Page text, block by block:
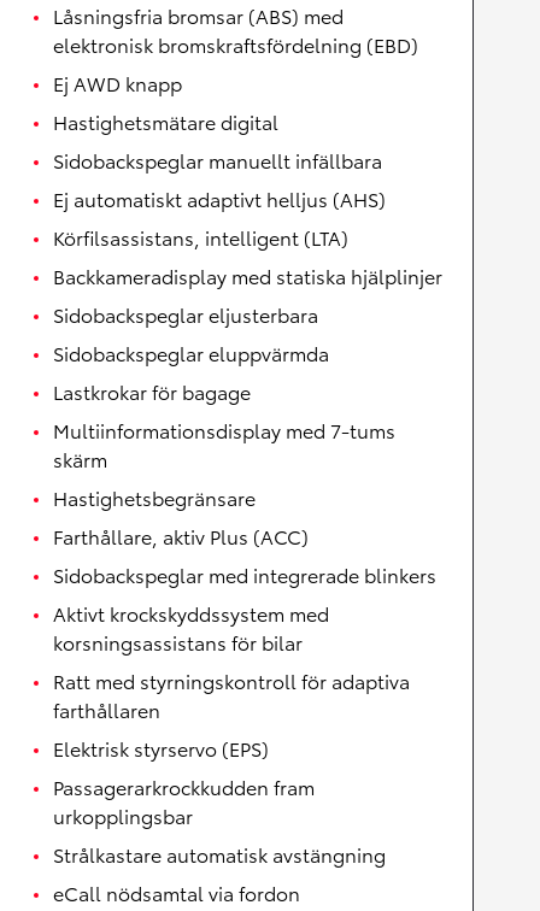
Låsningsfria bromsar (ABS) med
elektronisk bromskraftsfördelning (EBD)
Ej AWD knapp
Hastighetsmätare digital
Sidobackspeglar manuellt infällbara
Ej automatiskt adaptivt helljus (AHS)
Körfilsassistans, intelligent (LTA)
Backkameradisplay med statiska hjälplinjer
Sidobackspeglar eljusterbara
Sidobackspeglar eluppvärmda
Lastkrokar för bagage
Multiinformationsdisplay med 7-tums
skärm
Hastighetsbegränsare
Farthållare, aktiv Plus (ACC)
Sidobackspeglar med integrerade blinkers
Aktivt krockskyddssystem med
korsningsassistans för bilar
Ratt med styrningskontroll för adaptiva
farthållaren
Elektrisk styrservo (EPS)
Passagerarkrockkudden fram
urkopplingsbar
Strålkastare automatisk avstängning
eCall nödsamtal via fordon